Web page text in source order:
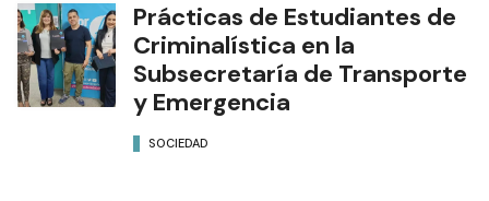
Prácticas de Estudiantes de
Criminalística en la
Subsecretaría de Transporte
y Emergencia
SOCIEDAD